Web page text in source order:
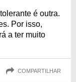
é outra.
Por isso,
a ter muito
COMPARTILHAR